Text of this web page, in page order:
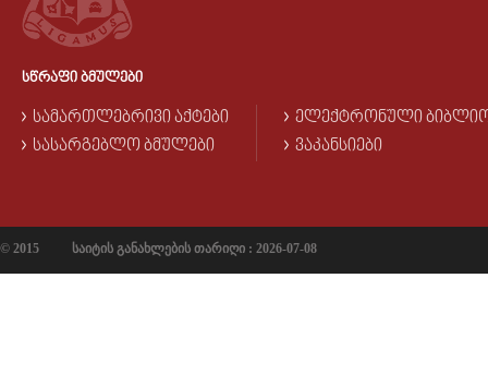
ᲡᲬᲠᲐᲤᲘ ᲑᲛᲣᲚᲔᲑᲘ
ᲡᲐᲛᲐᲠᲗᲚᲔᲑᲠᲘᲕᲘ ᲐᲥᲢᲔᲑᲘ
ᲡᲐᲡᲐᲠᲒᲔᲑᲚᲝ ᲑᲛᲣᲚᲔᲑᲘ
ᲔᲚᲔᲥᲢᲠᲝᲜᲣᲚᲘ
ᲕᲐᲙᲐᲜᲡᲘᲔᲑᲘ
© 2015 საიტის განახლების თარიღი : 2026-07-08